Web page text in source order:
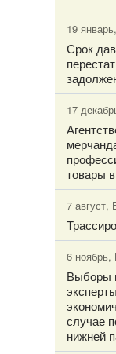
19
Срок
17
товары
7 август,
6 ноябрь,
Выборы
случае
нижней